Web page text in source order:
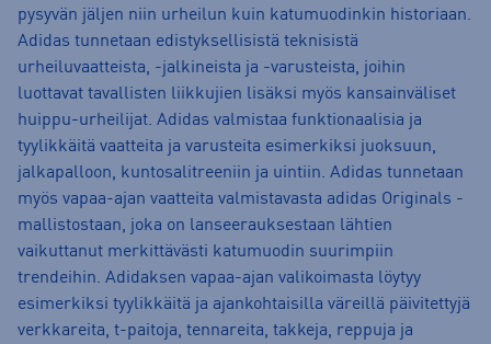
pysyvän jäljen niin urheilun kuin katumuodinkin historiaan.
Adidas tunnetaan edistyksellisistä teknisistä
urheiluvaatteista, -jalkineista ja -varusteista, joihin
luottavat tavallisten liikkujien lisäksi myös kansainväliset
huippu-urheilijat. Adidas valmistaa funktionaalisia ja
tyylikkäitä vaatteita ja varusteita esimerkiksi juoksuun,
jalkapalloon, kuntosalitreeniin ja uintiin. Adidas tunnetaan
myös vapaa-ajan vaatteita valmistavasta adidas Originals -
mallistostaan, joka on lanseerauksestaan lähtien
vaikuttanut merkittävästi katumuodin suurimpiin
trendeihin. Adidaksen vapaa-ajan valikoimasta löytyy
esimerkiksi tyylikkäitä ja ajankohtaisilla väreillä päivitettyjä
verkkareita, t-paitoja, tennareita, takkeja, reppuja ja